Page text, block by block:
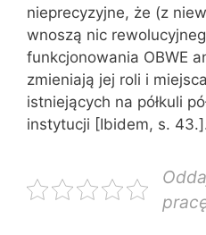
nieprecyzyjne, że (z
wnoszą nic
funkcjonowania OBWE
zmieniają jej roli i
istniejących na półkuli
instytucji [Ibidem, s.